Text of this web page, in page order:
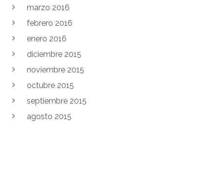
marzo 2016
febrero 2016
enero 2016
diciembre 2015
noviembre 2015
octubre 2015
septiembre 2015
agosto 2015